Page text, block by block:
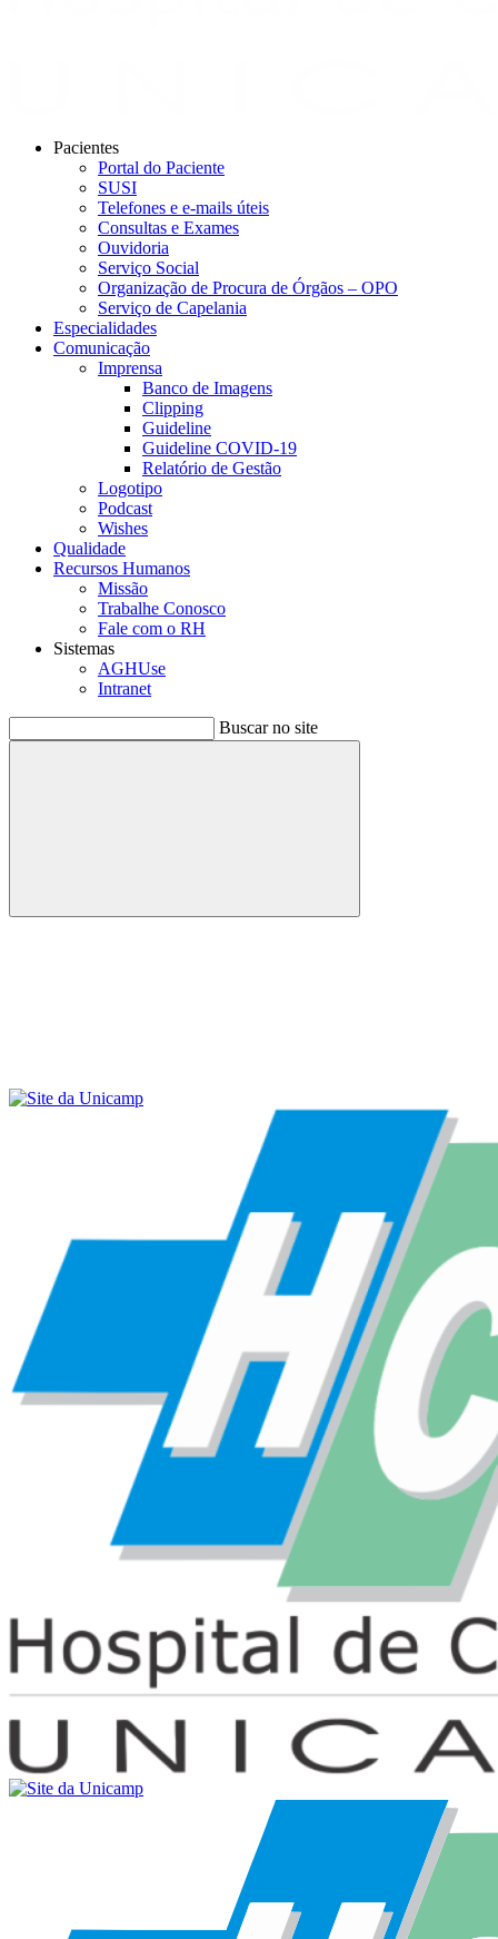
Pacientes
Portal do Paciente
SUSI
Telefones e e-mails úteis
Consultas e Exames
Ouvidoria
Serviço Social
Organização de Procura de Órgãos – OPO
Serviço de Capelania
Especialidades
Comunicação
Imprensa
Banco de Imagens
Clipping
Guideline
Guideline COVID-19
Relatório de Gestão
Logotipo
Podcast
Wishes
Qualidade
Recursos Humanos
Missão
Trabalhe Conosco
Fale com o RH
Sistemas
AGHUse
Intranet
Buscar no site
Buscar